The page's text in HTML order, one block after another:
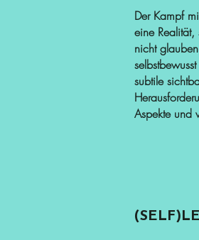
Der Kampf
eine Realität,
nicht
subtile
Aspekte und